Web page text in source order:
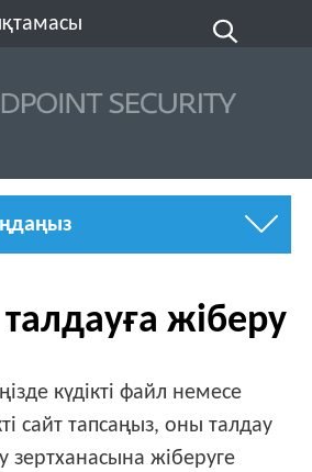
талдауға жіберу
күдікті файл немесе
сайт тапсаңыз, оны талдау
зертханасына жіберуге